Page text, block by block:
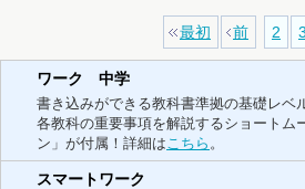
最初
前 2 3
ワーク 中学
書き込みができる教科書準拠の基礎レベ
各教科の重要事項を解説するショートム
ン」が付属！詳細は こちら 。
スマートワーク